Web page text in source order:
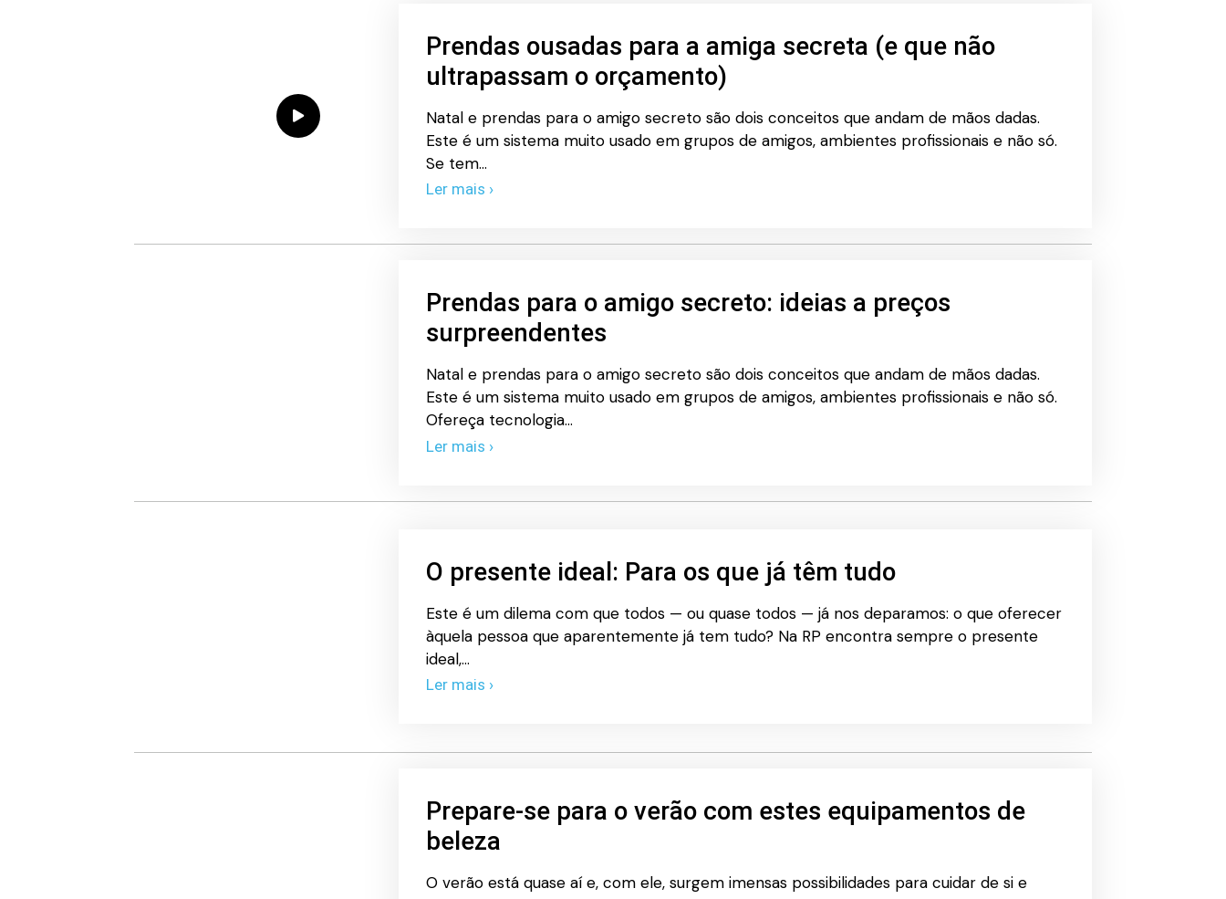
Prendas ousadas para a amiga secreta (e que não
ultrapassam o orçamento)
Natal e prendas para o amigo secreto são dois conceitos que andam de mãos dadas.
Este é um sistema muito usado em grupos de amigos, ambientes profissionais e não só.
Se tem…
Ler mais ›
Prendas para o amigo secreto: ideias a preços
surpreendentes
Natal e prendas para o amigo secreto são dois conceitos que andam de mãos dadas.
Este é um sistema muito usado em grupos de amigos, ambientes profissionais e não só.
Ofereça tecnologia…
Ler mais ›
O presente ideal: Para os que já têm tudo
Este é um dilema com que todos — ou quase todos — já nos deparamos: o que oferecer
àquela pessoa que aparentemente já tem tudo? Na RP encontra sempre o presente
ideal,…
Ler mais ›
Prepare-se para o verão com estes equipamentos de
beleza
O verão está quase aí e, com ele, surgem imensas possibilidades para cuidar de si e